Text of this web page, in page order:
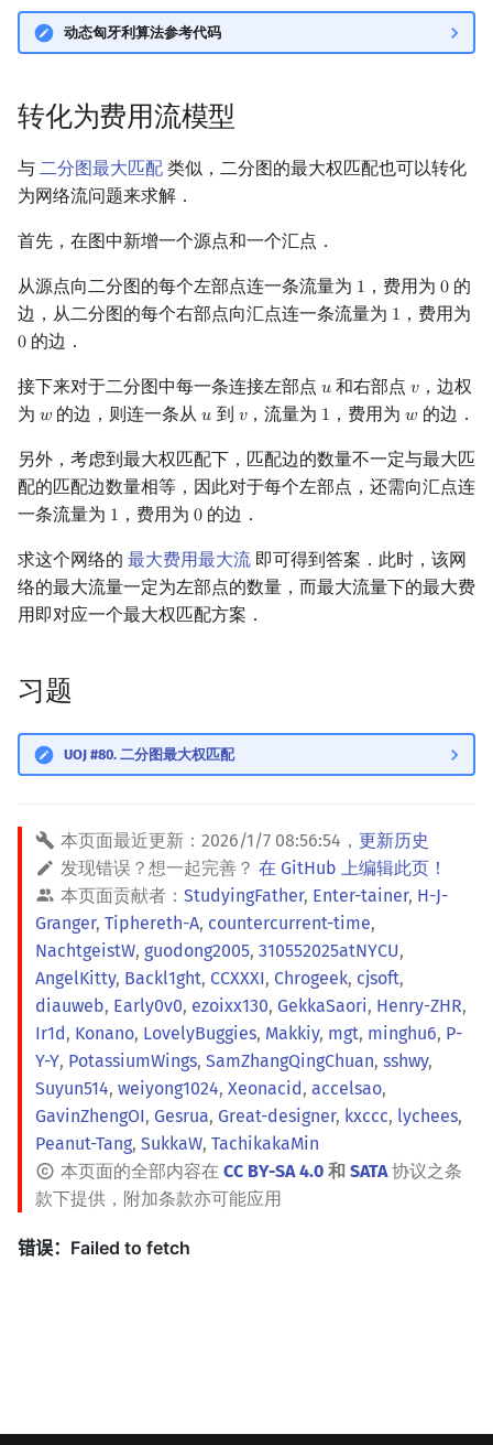
动态匈牙利算法参考代码
转化为费用流模型
与 二分图最大匹配 类似，二分图的最大权匹配也可以转化
为网络流问题来求解．
首先，在图中新增一个源点和一个汇点．
从源点向二分图的每个左部点连一条流量为 1
1 ，费用为 0
0 的
边，从二分图的每个右部点向汇点连一条流量为 1
1 ，费用为
0
0 的边．
接下来对于二分图中每一条连接左部点 𝑢
u 和右部点𝑣
v，边权
为 𝑤
w 的边，则连一条从𝑢
u 到 𝑣
v，流量为 1
1 ，费用为𝑤
w 的边．
另外，考虑到最大权匹配下，匹配边的数量不一定与最大匹
配的匹配边数量相等，因此对于每个左部点，还需向汇点连
一条流量为 1
1 ，费用为 0
0 的边．
求这个网络的 最大费用最大流 即可得到答案．此时，该网
络的最大流量一定为左部点的数量，而最大流量下的最大费
用即对应一个最大权匹配方案．
习题
UOJ #80. 二分图最大权匹配
本页面最近更新： 2026/1/7 08:56:54 ， 更新历史
发现错误？想一起完善？ 在 GitHub 上编辑此页！
本页面贡献者： StudyingFather, Enter-tainer, H-J-
Granger, Tiphereth-A, countercurrent-time,
NachtgeistW, guodong2005, 310552025atNYCU,
AngelKitty, Backl1ght, CCXXXI, Chrogeek, cjsoft,
diauweb, Early0v0, ezoixx130, GekkaSaori, Henry-ZHR,
Ir1d , Konano, LovelyBuggies, Makkiy, mgt, minghu6, P-
Y-Y, PotassiumWings, SamZhangQingChuan, sshwy,
Suyun514, weiyong1024, Xeonacid , accelsao,
GavinZhengOI, Gesrua, Great-designer, kxccc, lychees,
Peanut-Tang, SukkaW, TachikakaMin
本页面的全部内容在 CC BY-SA 4.0 和 SATA协议之条
款下提供，附加条款亦可能应用